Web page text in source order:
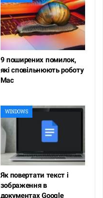
9 поширених помилок,
які сповільнюють роботу
Mac
WINDOWS
Як повертати текст і
зображення в
документах Google